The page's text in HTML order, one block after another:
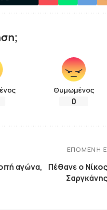
Θυμωμένος
0
αγώνα,
ΕΠΌΜΕΝΗ
Πέθανε ο Νίκος
Σαργκάνης